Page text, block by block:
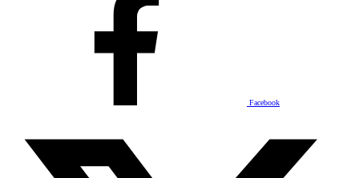
Facebook